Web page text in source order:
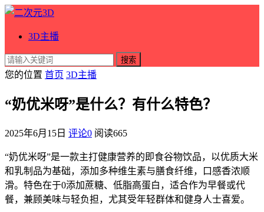
3D主播
搜索
您的位置 首页 3D主播
“奶优米呀”是什么？有什么特色？
2025年6月15日 评论0 阅读665
“奶优米呀”是一款主打健康营养的即食谷物饮品，以优质大米
和乳制品为基础，添加多种维生素与膳食纤维，口感香浓顺
滑。特色在于0添加蔗糖、低脂高蛋白，适合作为早餐或代
餐，兼顾美味与轻负担，尤其受年轻群体和健身人士喜爱。